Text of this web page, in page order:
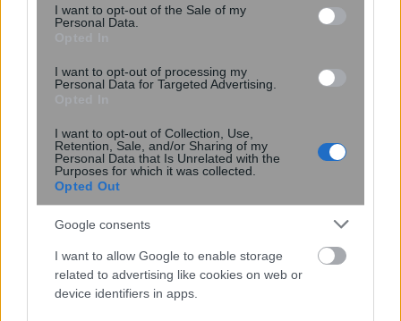
consent section.
I want to opt-out of the Sale of my
Personal Data.
I want to opt-out of processing my
Personal Data for Targeted Advertising.
I want to opt-out of Collection, Use,
Retention, Sale, and/or Sharing of my
Personal Data that Is Unrelated with the
Purposes for which it was collected.
Opted Out
Google consents
I want to allow Google to enable storage
related to advertising like cookies on web or
device identifiers in apps.
, 1 Ιουνίου 2018 || Επικαιρότητα